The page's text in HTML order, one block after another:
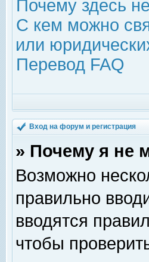
Почему здесь
С кем можно
или
Перевод FAQ
Вход на форум и регистрация
» Почему я не
Возможно
правильно
вводятся
чтобы